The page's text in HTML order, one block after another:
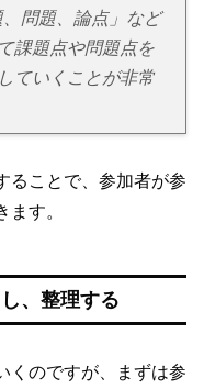
問題、論点」など
課題点や問題点を
ていくことが非常
ることで、参加者が参
す。
、整理する
くのですが、まずは参